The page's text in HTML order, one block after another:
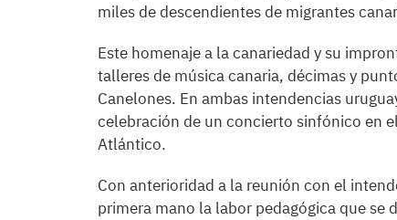
miles de descendientes de migrantes
Este homenaje a la canariedad y su
talleres de música canaria, décimas y
Canelones. En ambas intendencias
celebración de un concierto sinfónico en
Atlántico.
Con anterioridad a la reunión con el
primera mano la labor pedagógica que se